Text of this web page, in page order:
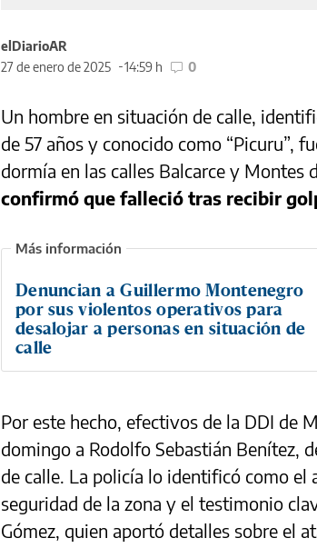
elDiarioAR
27 de enero de 2025
14:59 h 0
Un hombre en situación de calle,
de 57 años y conocido como “Picuru”,
dormía en las calles Balcarce y Montes
confirmó que falleció tras recibir
Denuncian a Guillermo Montenegro
por sus violentos operativos para
desalojar a personas en situación de
calle
Por este hecho, efectivos de la DDI de
domingo a Rodolfo Sebastián Benítez,
de calle. La policía lo identificó como el
seguridad de la zona y el testimonio
Gómez, quien aportó detalles sobre el